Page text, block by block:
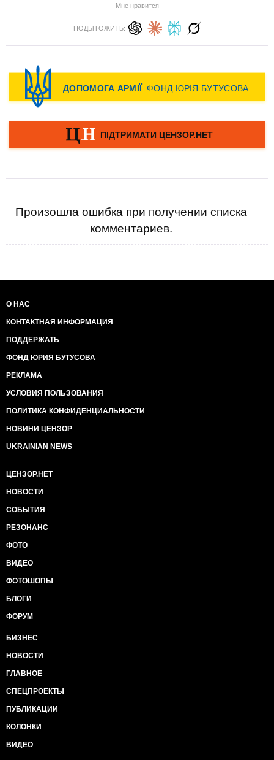
Мне нравится
ПОДЫТОЖИТЬ:
Произошла ошибка при получении списка
комментариев.
О НАС
КОНТАКТНАЯ ИНФОРМАЦИЯ
ПОДДЕРЖАТЬ
ФОНД ЮРИЯ БУТУСОВА
РЕКЛАМА
УСЛОВИЯ ПОЛЬЗОВАНИЯ
ПОЛИТИКА КОНФИДЕНЦИАЛЬНОСТИ
НОВИНИ ЦЕНЗОР
UKRAINIAN NEWS
ЦЕНЗОР.НЕТ
НОВОСТИ
СОБЫТИЯ
РЕЗОНАНС
ФОТО
ВИДЕО
ФОТОШОПЫ
БЛОГИ
ФОРУМ
БИЗНЕС
НОВОСТИ
ГЛАВНОЕ
СПЕЦПРОЕКТЫ
ПУБЛИКАЦИИ
КОЛОНКИ
ВИДЕО